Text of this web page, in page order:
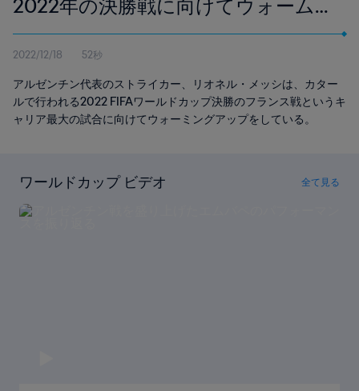
2022年の決勝戦に向けてウォーム
アップ
2022/12/18 52秒
アルゼンチン代表のストライカー、リオネル・メッシは、カター
ルで行われる2022 FIFAワールドカップ決勝のフランス戦というキ
ャリア最大の試合に向けてウォーミングアップをしている。
ワールドカップ ビデオ 全て見る